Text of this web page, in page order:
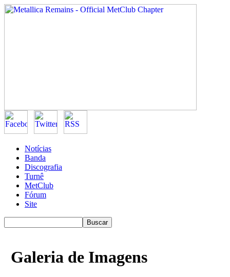
Notícias
Banda
Discografia
Turnê
MetClub
Fórum
Site
Galeria de Imagens